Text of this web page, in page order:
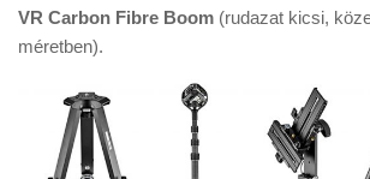
E-BB
VR Carbon Fibre Boom (rudazat kicsi,
méretben).